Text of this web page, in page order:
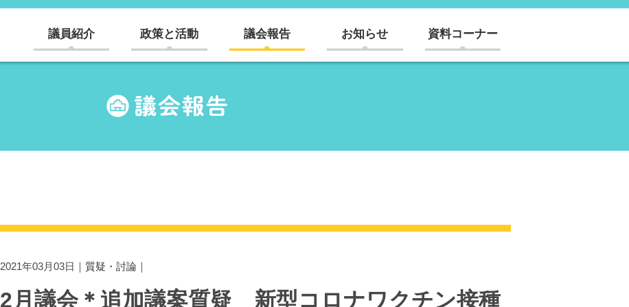
議員紹介 政策と活動 議会報告 お知らせ 資料コーナー
2021年03月03日｜ 質疑・討論 ｜
2月議会＊追加議案質疑 新型コロナワクチン接種